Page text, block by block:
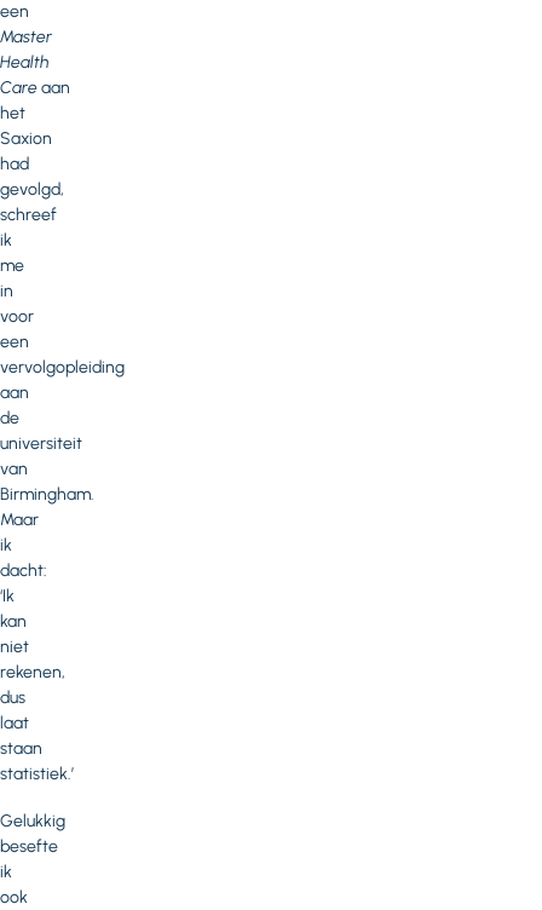
een
Master
Health
Careaan
het
Saxion
had
gevolgd,
schreef
ik
me
in
voor
een
vervolgopleiding
aan
de
universiteit
van
Birmingham.
Maar
ik
dacht:
‘Ik
kan
niet
rekenen,
dus
laat
staan
statistiek.’
Gelukkig
besefte
ik
ook